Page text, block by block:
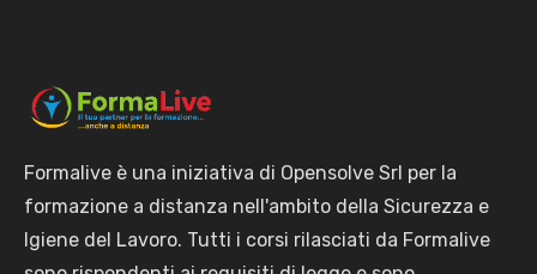
Formalive è una iniziativa di Opensolve Srl per la
formazione a distanza nell'ambito della Sicurezza e
Igiene del Lavoro. Tutti i corsi rilasciati da Formalive